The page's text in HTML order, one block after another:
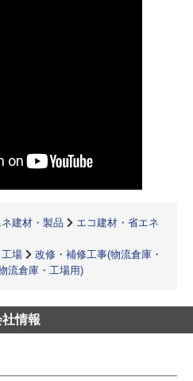
建材・製品
エコ建材・省エネ
場
改修・補修工事(物流倉庫・
流倉庫・工場用)
情報